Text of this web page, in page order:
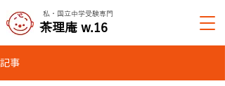
私・国立中学受験専門
​茶理庵 w.16
記事